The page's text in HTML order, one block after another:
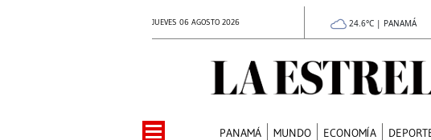
JUEVES 06 AGOSTO 2026 24.6°C | PANAMÁ
PANAMÁ MUNDO ECONOMÍA